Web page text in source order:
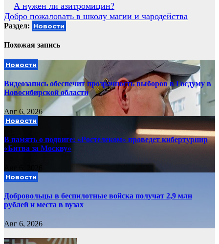
Навигация
по
записям
А нужен ли азитромицин?
Добро пожаловать в школу магии и чародейства
Раздел: Новости
Похожая запись
Новости
Видеозапись обеспечит прозрачность выборов в Госдуму в
Новосибирской области
Авг 6, 2026
Новости
В память о подвиге: «Ростелеком» проведет кибертурнир
«Битва за Москву»
Новости
Добровольцы в беспилотные войска получат 2,9 млн
рублей и места в вузах
Авг 6, 2026